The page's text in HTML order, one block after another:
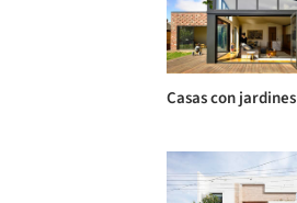
Casas con jardines